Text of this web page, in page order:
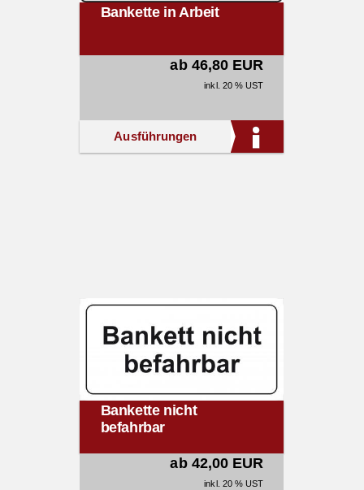
Bankette in Arbeit
ab 46,80 EUR
inkl. 20 % UST
Ausführungen
Bankette nicht
befahrbar
ab 42,00 EUR
inkl. 20 % UST